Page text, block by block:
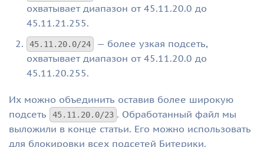
охватывает диапазон от 45.11.20.0 до
45.11.21.255.
45.11.20.0/24
— более узкая подсеть,
охватывает диапазон от 45.11.20.0 до
45.11.20.255.
Их можно объединить оставив более широкую
подсеть
45.11.20.0/23 . Обработанный файл мы
выложили в конце статьи. Его можно использовать
для блокировки всех подсетей Битерики.